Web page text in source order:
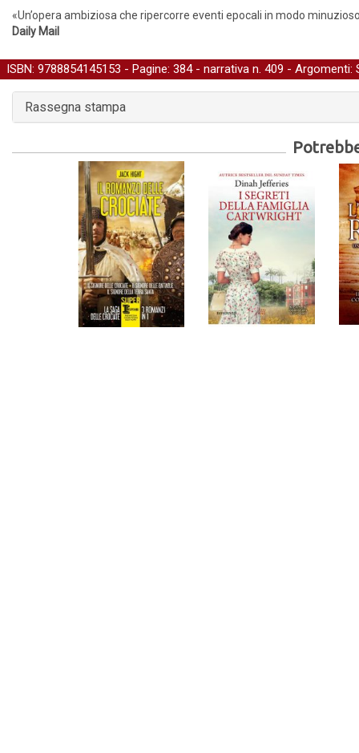
«Un’opera ambiziosa che ripercorre eventi epocali in modo
Daily Mail
ISBN: 9788854145153 - Pagine: 384 - narrativa n. 409 - Argomenti:
Rassegna stampa